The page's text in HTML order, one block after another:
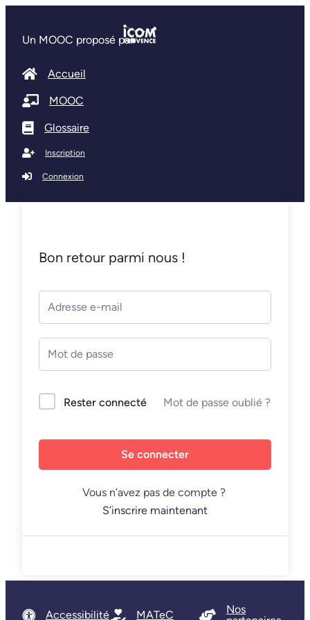
Un MOOC proposé par
Accueil
MOOC
Glossaire
Inscription
Connexion
Bon retour parmi nous !
Rester connecté Mot de passe oublié ?
Se connecter
Vous n’avez pas de compte ?
S’inscrire maintenant
Accessibilité MATeC
Nos